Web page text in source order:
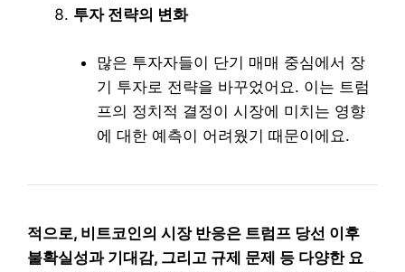
투자 전략의 변화
많은 투자자들이 단기 매매 중심에서 장
기 투자로 전략을 바꾸었어요. 이는 트럼
프의 정치적 결정이 시장에 미치는 영향
에 대한 예측이 어려웠기 때문이에요.
적으로, 비트코인의 시장 반응은 트럼프 당선 이후
불확실성과 기대감, 그리고 규제 문제 등 다양한 요